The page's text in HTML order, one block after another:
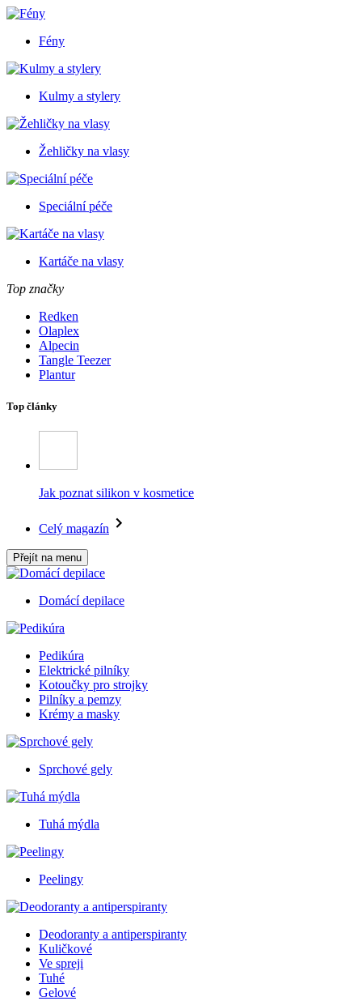
Fény
Kulmy a stylery
Žehličky na vlasy
Speciální péče
Kartáče na vlasy
Top značky
Redken
Olaplex
Alpecin
Tangle Teezer
Plantur
Top články
Jak poznat silikon v kosmetice
Celý magazín
Přejít na menu
Domácí depilace
Pedikúra
Elektrické pilníky
Kotoučky pro strojky
Pilníky a pemzy
Krémy a masky
Sprchové gely
Tuhá mýdla
Peelingy
Deodoranty a antiperspiranty
Kuličkové
Ve spreji
Tuhé
Gelové